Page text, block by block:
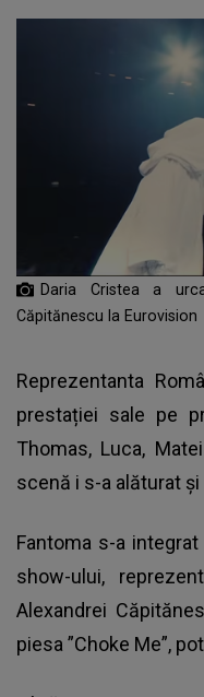
Daria Cristea a
Căpitănescu la Eurovision
Reprezentanta
prestației sale pe
Thomas, Luca,
scenă i s-a alăturat
Fantoma s-a
show-ului,
Alexandrei
piesa ”Choke Me”,